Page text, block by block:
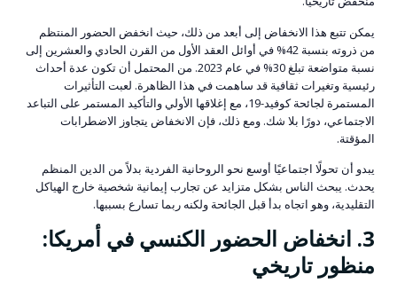
يمكن تتبع هذا الانخفاض إلى أبعد من ذلك، حيث انخفض الحضور المنتظم
من ذروته بنسبة 42% في أوائل العقد الأول من القرن الحادي والعشرين إلى
نسبة متواضعة تبلغ 30% في عام 2023. من المحتمل أن تكون عدة أحداث
رئيسية وتغيرات ثقافية قد ساهمت في هذا الظاهرة. لعبت التأثيرات
المستمرة لجائحة كوفيد-19، مع إغلاقها الأولي والتأكيد المستمر على التباعد
الاجتماعي، دورًا بلا شك. ومع ذلك، فإن الانخفاض يتجاوز الاضطرابات
المؤقتة.
يبدو أن تحولًا اجتماعيًا أوسع نحو الروحانية الفردية بدلاً من الدين المنظم
يحدث. يبحث الناس بشكل متزايد عن تجارب إيمانية شخصية خارج الهياكل
التقليدية، وهو اتجاه بدأ قبل الجائحة ولكنه ربما تسارع بسببها.
3. انخفاض الحضور الكنسي في أمريكا:
منظور تاريخي